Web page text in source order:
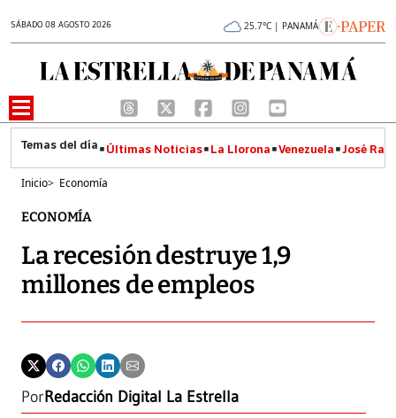
SÁBADO 08 AGOSTO 2026 25.7°C | PANAMÁ
Últimas Noticias La Llorona Venezuela José
Inicio> Economía
ECONOMÍA
La recesión destruye 1,9
millones de empleos
PorRedacción Digital La Estrella